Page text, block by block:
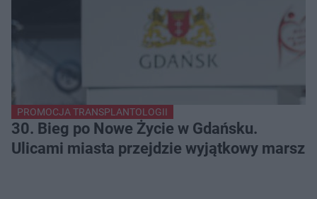
PROMOCJA TRANSPLANTOLOGII
30. Bieg po Nowe Życie w Gdańsku.
Ulicami miasta przejdzie wyjątkowy marsz